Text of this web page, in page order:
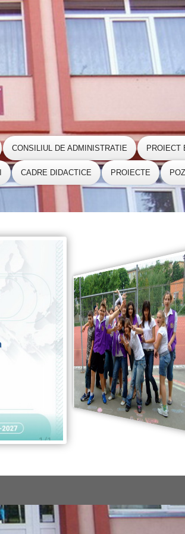
CONSILIUL DE ADMINISTRATIE PROIECT
CADRE DIDACTICE PROIECTE